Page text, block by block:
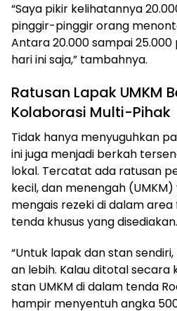
“Saya pikir kelihatannya
pinggir-pinggir orang
Antara 20.000 sampai
hari ini saja,” tambahnya.
Ratusan Lapak UMKM
Kolaborasi Multi-Pihak
Tidak hanya menyuguhkan
ini juga menjadi berkah
lokal. Tercatat ada ratusan
kecil, dan menengah
mengais rezeki di dalam
tenda khusus yang disediakan.
“Untuk lapak dan stan
an lebih. Kalau ditotal secara
stan UMKM di dalam tenda
hampir menyentuh angka